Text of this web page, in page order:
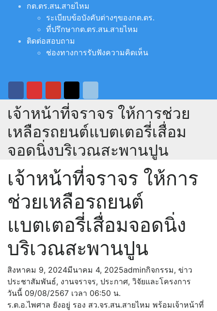
กต.ตร.สน.สายไหม
ระเบียบข้อบังคับต่างๆของกต.ตร.
ที่ปรึกษากต.ตร.สน.สายไหม
ติดต่อสอบถาม
ช่องทางการรับฟังความคิดเห็น
เจ้าหน้าที่จราจร ให้การช่วย
เหลือรถยนต์แบตเตอรี่เสื่อม
จอดนิ่งบริเวณสะพานปูน
เจ้าหน้าที่จราจร ให้การ
ช่วยเหลือรถยนต์
แบตเตอรี่เสื่อมจอดนิ่ง
บริเวณสะพานปูน
สิงหาคม 9, 2024มีนาคม 4, 2025adminกิจกรรม, ข่าว
ประชาสัมพันธ์, งานจราจร, ประกาศ, วิจัยและโครงการ
วันนี้ 09/08/2567 เวลา 06:50 น.
ร.ต.อ.ไพศาล ยังอยู่ รอง สว.จร.สน.สายไหม พร้อมเจ้าหน้าที่